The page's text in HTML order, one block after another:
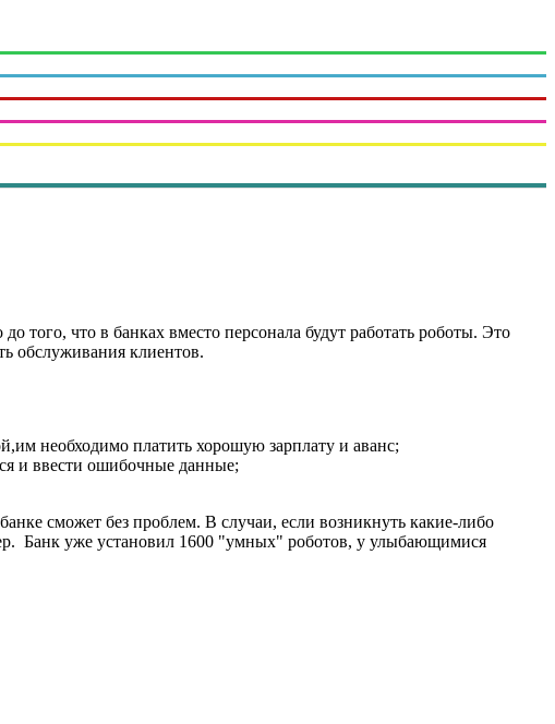
того, что в банках вместо персонала будут работать роботы. Это
обслуживания клиентов.
необходимо платить хорошую зарплату и аванс;
и ввести ошибочные данные;
сможет без проблем. В случаи, если возникнуть какие-либо
Банк уже установил 1600 "умных" роботов, у улыбающимися